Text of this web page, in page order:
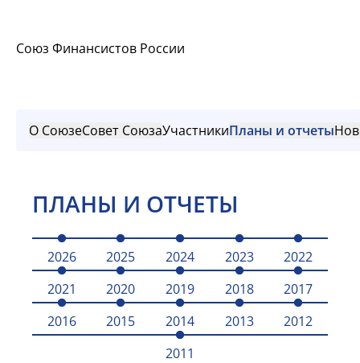
Союз Финансистов России
О СоюзеСовет СоюзаУчастникиПланы и отчеты
ПЛАНЫ И ОТЧЕТЫ
2026 2025 2024 2023
2022
2021
2020 2019 2018
2017
2016
2015 2014 2013
2012
2011